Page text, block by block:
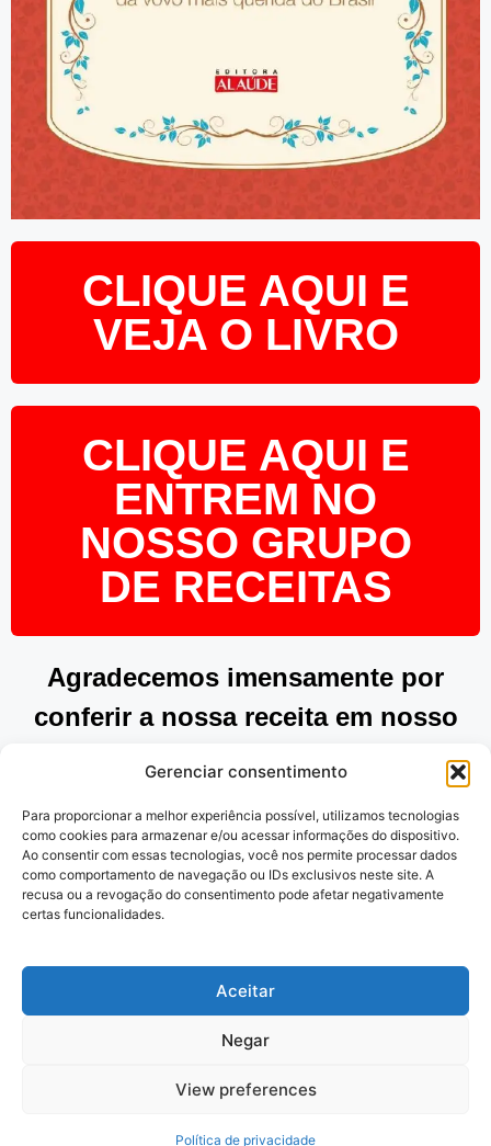
Gerenciar consentimento
Para proporcionar a melhor experiência possível, utilizamos tecnologias
como cookies para armazenar e/ou acessar informações do dispositivo.
Ao consentir com essas tecnologias, você nos permite processar dados
como comportamento de navegação ou IDs exclusivos neste site. A
recusa ou a revogação do consentimento pode afetar negativamente
certas funcionalidades.
Aceitar
Negar
View preferences
Política de privacidade
CLIQUE AQUI E
VEJA O LIVRO
CLIQUE AQUI E
ENTREM NO
NOSSO GRUPO
DE RECEITAS
Agradecemos imensamente por
conferir a nossa receita em nosso
encontrado inspiração e praticidade
para preparar pratos deliciosos.
Continue explorando as nossas
opções e desfrute de momentos
nos acompanhar!
Politica de Privacidade